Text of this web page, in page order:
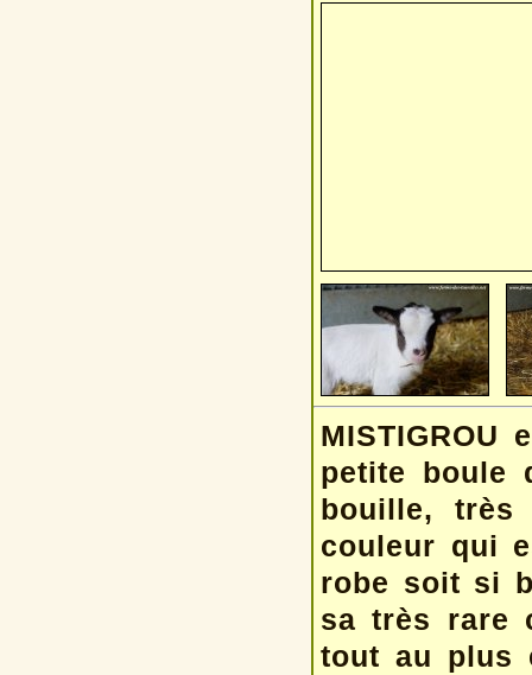
petite boule
bouille, très
couleur qui
robe soit si
sa très rare
tout au plus